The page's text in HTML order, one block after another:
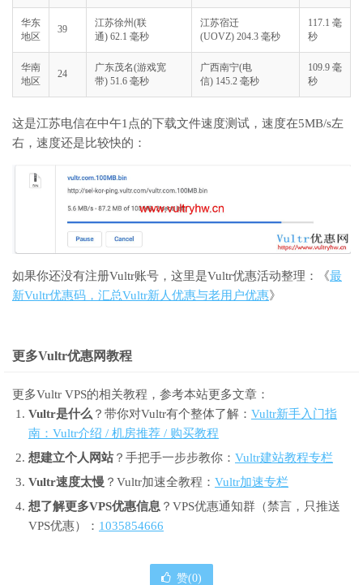
华东
地区
39
江苏徐州(联
通) 62.1 毫秒
江苏宿迁
(UOVZ) 204.3 毫秒
117.1 毫
秒
华南
地区
24
广东茂名(游戏宽
带) 51.6 毫秒
广西南宁(电
信) 145.2 毫秒
109.9 毫
秒
这是江苏电信在中午1点的下载文件速度测试，速度在5MB/s左
右，速度还是比较快的：
如果你还没有注册Vultr账号，这里是Vultr优惠活动整理：《最
新Vultr优惠码，汇总Vultr新人优惠与老用户优惠》
更多Vultr优惠网教程
更多Vultr VPS的相关教程，参考本站更多文章：
Vultr是什么 ？带你对Vultr有个整体了解： Vultr新手入门指
南：Vultr介绍 / 机房推荐 / 购买教程
想建立个人网站？手把手一步步教你： Vultr建站教程专栏
Vultr速度太慢 ？Vultr加速全教程： Vultr加速专栏
想了解更多VPS优惠信息 ？VPS优惠通知群（禁言，只推送
VPS优惠）： 1035854666
赞(0)